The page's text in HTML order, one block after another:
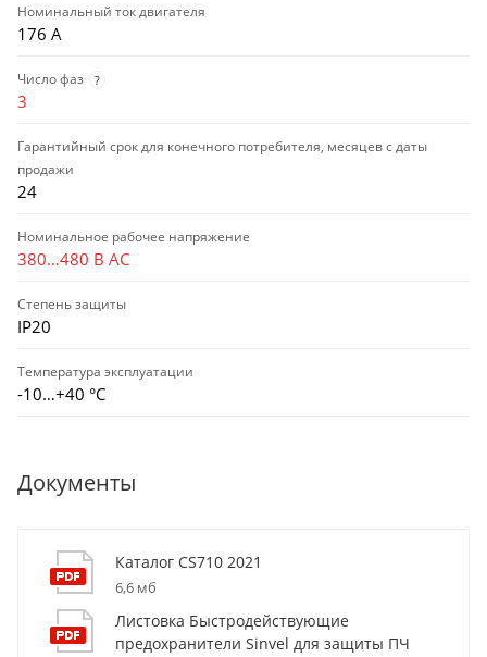
Номинальный ток двигателя
176 А
Число фаз ?
3
Гарантийный срок для конечного потребителя, месяцев с даты
продажи
24
Номинальное рабочее напряжение
380…480 В AC
Степень защиты
IP20
Температура эксплуатации
-10…+40 °С
Документы
Каталог CS710 2021
6,6 мб
Листовка Быстродействующие
предохранители Sinvel для защиты ПЧ